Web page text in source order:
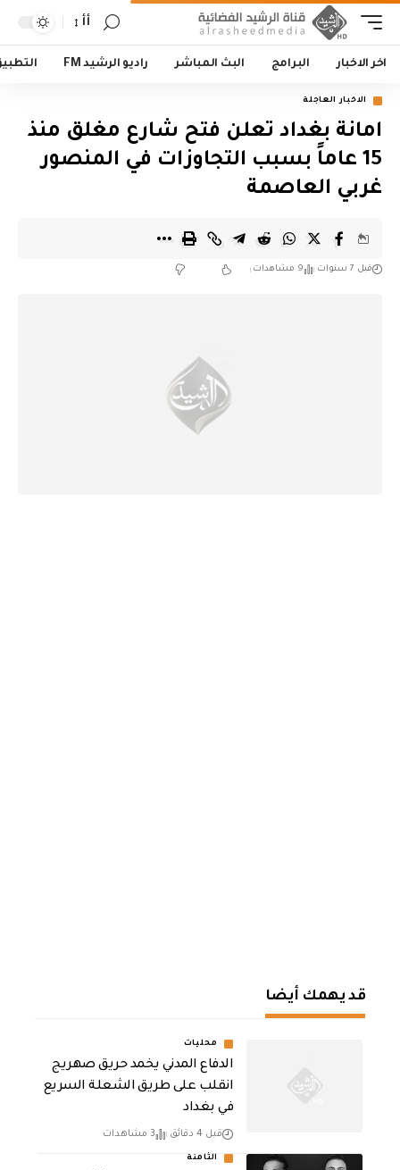
أأ
اخر الاخبار البرامج البث المباشر راديو الرشيد FM
الاخبار العاجلة
امانة بغداد تعلن فتح شارع مغلق منذ
15 عاماً بسبب التجاوزات في المنصور
غربي العاصمة
قبل 7 سنوات 9 مشاهدات
قد يهمك أيضا
محليات
الدفاع المدني يخمد حريق صهريج
انقلب على طريق الشعلة السريع
في بغداد
قبل 4 دقائق 3 مشاهدات
الثامنة